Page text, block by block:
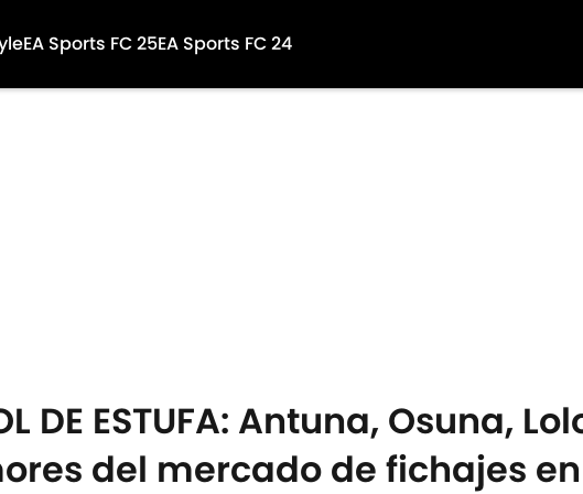
EA Sports FC 25EA Sports FC 24
DE ESTUFA: Antuna, Osuna,
del mercado de fichajes